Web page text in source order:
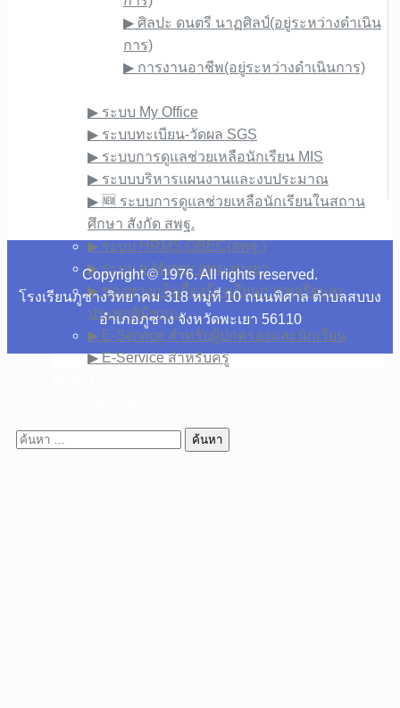
▶︎ ศิลปะ ดนตรี นาฏศิลป์(อยู่ระหว่างดำเนิน
การ)
▶︎ การงานอาชีพ(อยู่ระหว่างดำเนินการ)
▶︎ ระบบ My Office
▶︎ ระบบทะเบียน-วัดผล SGS
▶︎ ระบบการดูแลช่วยเหลือนักเรียน MIS
▶︎ ระบบบริหารแผนงานและงบประมาณ
▶︎ 🆕 ระบบการดูแลช่วยเหลือนักเรียนในสถาน
ศึกษา สังกัด สพฐ.
▶︎ ระบบ HRMS.OBEC(สพฐ.)
▶︎ ระบบ e-Money สพม.พะเยา
▶︎ ช่องทางแจ้งเรื่องร้องเรียนการทุจริตและ
ประพฤติมิชอบ
▶︎ E-Service สำหรับผู้ปกครองและนักเรียน
▶︎ E-Service สำหรับครู
ค้นหา
Copyright © 1976. All rights reserved.
โรงเรียนภูซางวิทยาคม 318 หมู่ที่ 10 ถนนพิศาล ตำบลสบบง
อำเภอภูซาง จังหวัดพะเยา 56110